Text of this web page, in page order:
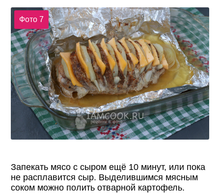
Фото 7
Запекать мясо с сыром ещё 10 минут, или пока
не расплавится сыр. Выделившимся мясным
соком можно полить отварной картофель.